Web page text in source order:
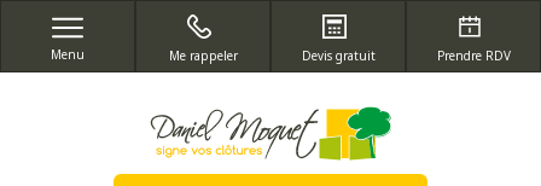
Menu Me rappeler Devis gratuit Prendre RDV